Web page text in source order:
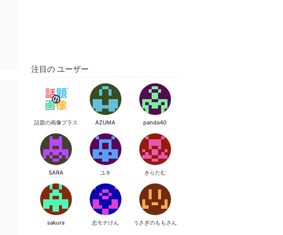
注目の ユーザー
話題の画像プラス AZUMA panda40
SARA ユキ きらたむ
sakura 志モナけん うさぎのももさん